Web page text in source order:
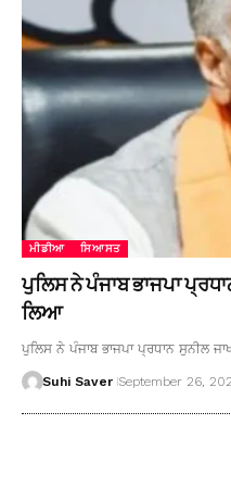
ਮੀਡੀਆ ਸਿਆਸਤ
ਪੁਲਿਸ ਨੇ ਪੰਜਾਬ ਭਾਜਪਾ
ਲਿਆ
ਪੁਲਿਸ ਨੇ ਪੰਜਾਬ ਭਾਜਪਾ ਪ੍ਰਧਾਨ ਸੁਨੀਲ
Suhi Saver September 26,